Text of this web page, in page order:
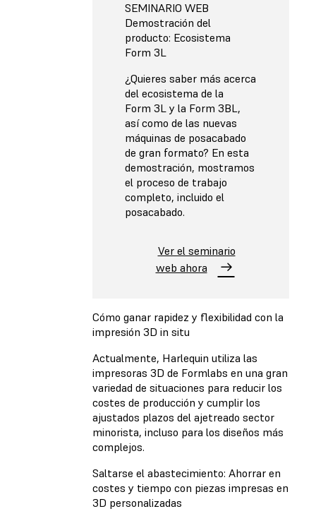
SEMINARIO WEB
Demostración del
producto: Ecosistema
Form 3L
¿Quieres saber más acerca
del ecosistema de la
Form 3L y la Form 3BL,
así como de las nuevas
máquinas de posacabado
de gran formato? En esta
demostración, mostramos
el proceso de trabajo
completo, incluido el
posacabado.
Ver el seminario
web ahora
Cómo ganar rapidez y flexibilidad con la
impresión 3D in situ
Actualmente, Harlequin utiliza las
impresoras 3D de Formlabs en una gran
variedad de situaciones para reducir los
costes de producción y cumplir los
ajustados plazos del ajetreado sector
minorista, incluso para los diseños más
complejos.
Saltarse el abastecimiento: Ahorrar en
costes y tiempo con piezas impresas en
3D personalizadas